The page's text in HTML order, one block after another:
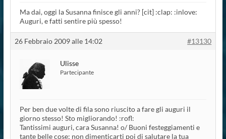
Ma dai, oggi la Susanna finisce gli anni? [cit] :clap: :inlove:
Auguri, e fatti sentire più spesso!
26 Febbraio 2009 alle 14:02 #13130
Ulisse
Partecipante
Per ben due volte di fila sono riuscito a fare gli auguri il
giorno stesso! Sto migliorando! :rofl:
Tantissimi auguri, cara Susanna! o/ Buoni festeggiamenti e
tante belle cose; non dimenticarti poi di salutare la tua